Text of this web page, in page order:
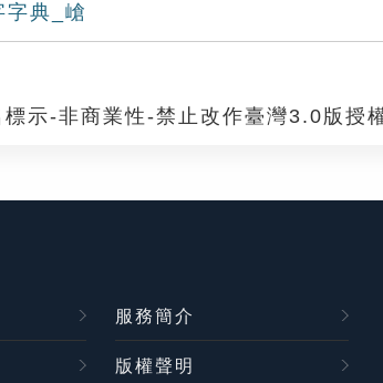
字典_嵢
示-非商業性-禁止改作臺灣3.0版授
服務簡介
版權聲明